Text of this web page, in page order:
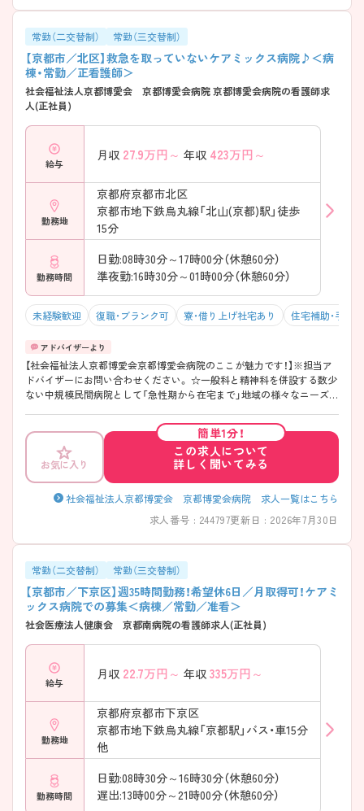
常勤（二交替制） 常勤（三交替制）
【京都市／北区】救急を取っていないケアミックス病院♪＜病
棟・常勤／正看護師＞
社会福祉法人京都博愛会 京都博愛会病院 京都博愛会病院の看護師求
人(正社員)
給与
月収 27.9万円～ 年収 423万円～
勤務地
京都府京都市北区
京都市地下鉄烏丸線「北山(京都)駅」徒歩
15分
勤務時間
日勤:08時30分～17時00分（休憩60分）
準夜勤:16時30分～01時00分（休憩60分）
未経験歓迎 復職・ブランク可 寮・借り上げ社宅あり 住宅補助・手当
【社会福祉法人京都博愛会京都博愛会病院のここが魅力です！】※担当ア
ドバイザーにお問い合わせください。 ☆一般科と精神科を併設する数少
ない中規模民間病院として「急性期から在宅まで」地域の様々なニーズに
があります。臨時実習の受け入れもされており、幅広い教育を行ってお
られます。 ☆年間休日110日！有給消化率8割以上、残業時間も月間5時間
程度と、プライベートと両立したい方にもおすすめです。
お気に入り
簡単1分！
この求人について
詳しく聞いてみる
社会福祉法人京都博愛会 京都博愛会病院 求人一覧はこちら
求人番号 : 244797更新日 : 2026年7月30日
常勤（二交替制） 常勤（三交替制）
【京都市／下京区】週35時間勤務！希望休6日／月取得可！ケアミ
ックス病院での募集＜病棟／常勤／准看＞
社会医療法人健康会 京都南病院の看護師求人(正社員)
給与
月収 22.7万円～ 年収 335万円～
勤務地
京都府京都市下京区
京都市地下鉄烏丸線「京都駅」バス・車15分
他
勤務時間
日勤:08時30分～16時30分（休憩60分）
遅出:13時00分～21時00分（休憩60分）